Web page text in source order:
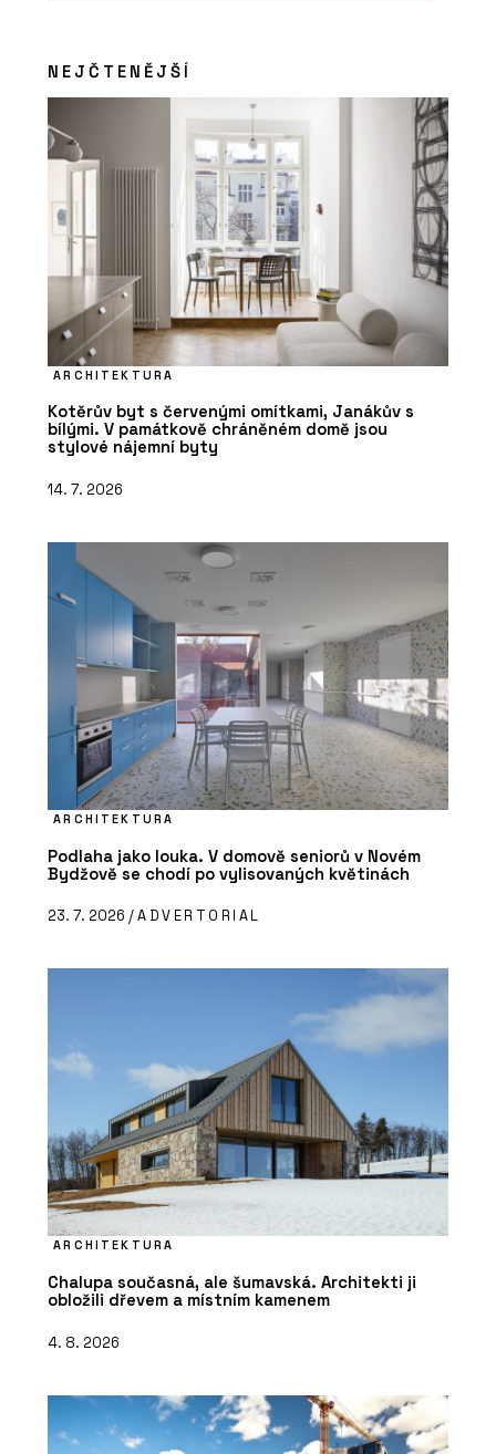
NEJČTENĚJŠÍ
ARCHITEKTURA
Kotěrův byt s červenými omítkami, Janákův s
bílými. V památkově chráněném domě jsou
stylové nájemní byty
14. 7. 2026
ARCHITEKTURA
Podlaha jako louka. V domově seniorů v Novém
Bydžově se chodí po vylisovaných květinách
23. 7. 2026 /ADVERTORIAL
ARCHITEKTURA
Chalupa současná, ale šumavská. Architekti ji
obložili dřevem a místním kamenem
4. 8. 2026